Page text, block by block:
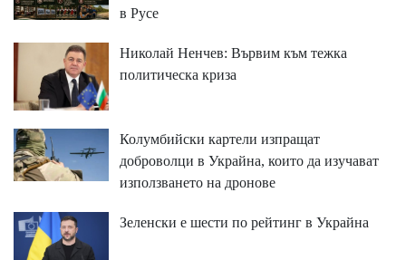
в Русе
Николай Ненчев: Вървим към тежка
политическа криза
Колумбийски картели изпращат
доброволци в Украйна, които да изучават
използването на дронове
Зеленски е шести по рейтинг в Украйна